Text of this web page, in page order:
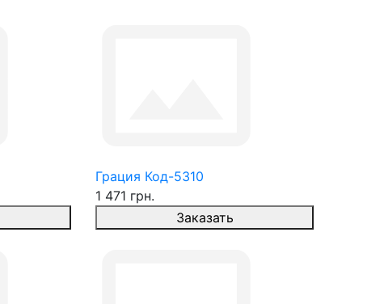
Грация Код-5310
1 471 грн.
Заказать